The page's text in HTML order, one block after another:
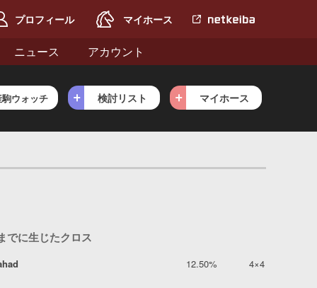
プロフィール マイホース netkeiba.com
ニュース アカウント
ウォッチ 検討リスト マイホース
でに生じたクロス
12.50% 4×4